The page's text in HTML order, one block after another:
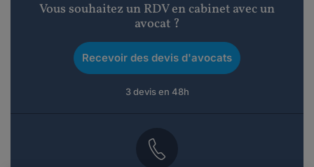
Vous souhaitez un RDV en cabinet avec un
avocat ?
Recevoir des devis d'avocats
3 devis en 48h